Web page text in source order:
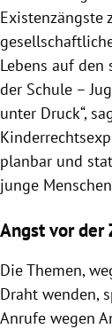
Existenzängste
Lebens auf den
der Schule –
unter Druck“,
planbar und
junge
Angst vor der
Die Themen,
Draht wenden,
Anrufe wegen